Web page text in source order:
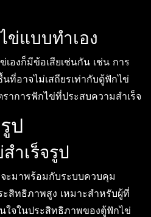
ข่แบบทำเอง
องก็มีข้อเสียเช่นกัน เช่น การ
อาจไม่เสถียรเท่ากับตู้ฟักไข่
าการฟักไข่ที่ประสบความสำเร็จ
ป
ำเร็จรูป
ะมาพร้อมกับระบบควบคุม
ทธิภาพสูง เหมาะสำหรับผู้ที่
ใจในประสิทธิภาพของตู้ฟักไข่